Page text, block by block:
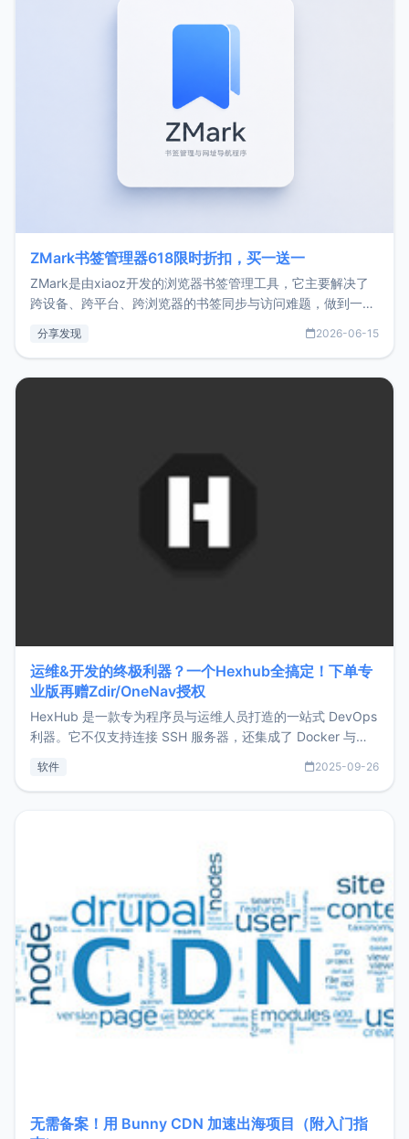
ZMark书签管理器618限时折扣，买一送一
ZMark是由xiaoz开发的浏览器书签管理工具，它主要解决了
跨设备、跨平台、跨浏览器的书签同步与访问难题，做到一处
用，让管理更高效。ZMark官网地址：
分享发现 2026-06-15
运维&开发的终极利器？一个Hexhub全搞定！下单专
业版再赠Zdir/OneNav授权
HexHub 是一款专为程序员与运维人员打造的一站式 DevOps
利器。它不仅支持连接 SSH 服务器，还集成了 Docker 与常
件间频繁切换，仅凭 HexHub 即可同时搞定运维与数据库操
软件 2025-09-26
无需备案！用 Bunny CDN 加速出海项目（附入门指